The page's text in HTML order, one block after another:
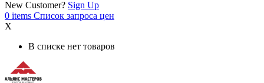
New Customer? Sign Up
0 items Список запроса цен
X
В списке нет товаров